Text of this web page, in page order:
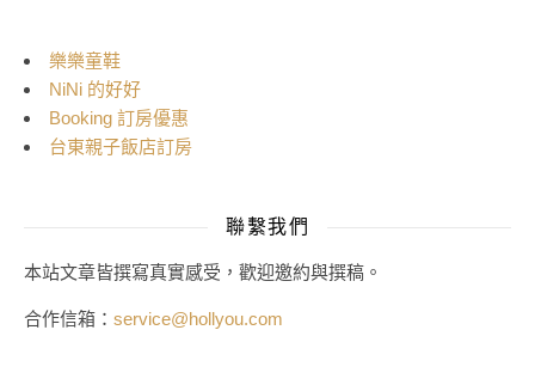
樂樂童鞋
NiNi 的好好
Booking 訂房優惠
台東親子飯店訂房
聯繫我們
本站文章皆撰寫真實感受，歡迎邀約與撰稿。
合作信箱： service@hollyou.com